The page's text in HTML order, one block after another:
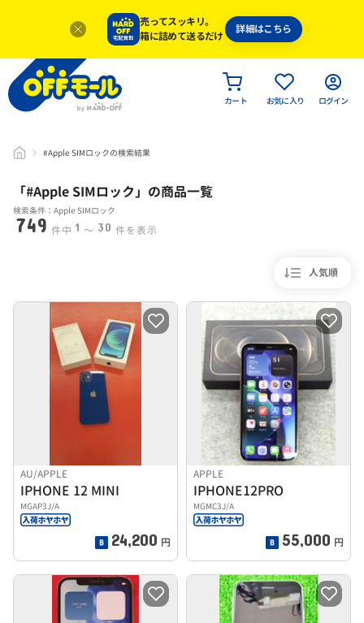
売ってスッキリ。
箱に詰めて送るだけ
詳細はこちら
カート お気に入り ログイン
#Apple SIMロックの検索結果
「#Apple SIMロック」 の商品一覧
検索条件：Apple SIMロック
749 件中 1 〜 30 件を表示
人気順
AU/APPLE
IPHONE 12 MINI
MGAP3J/A
24,200 円
APPLE
IPHONE12PRO
MGMC3J/A
55,000 円